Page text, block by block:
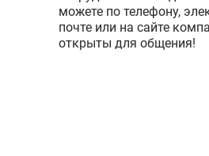
можете по телефону,
почте или на сайте
открыты для общения!